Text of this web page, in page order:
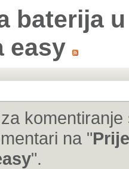
baterija
easy
na "
".